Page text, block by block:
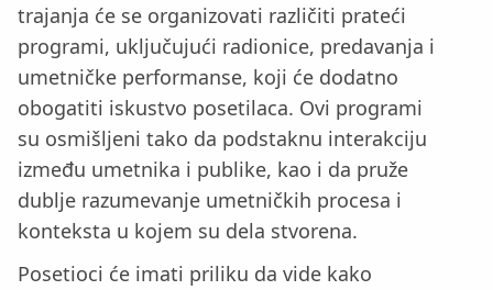
trajanja će se organizovati različiti prateći
programi, uključujući radionice, predavanja i
umetničke performanse, koji će dodatno
obogatiti iskustvo posetilaca. Ovi programi
su osmišljeni tako da podstaknu interakciju
između umetnika i publike, kao i da pruže
dublje razumevanje umetničkih procesa i
konteksta u kojem su dela stvorena.
Posetioci će imati priliku da vide kako